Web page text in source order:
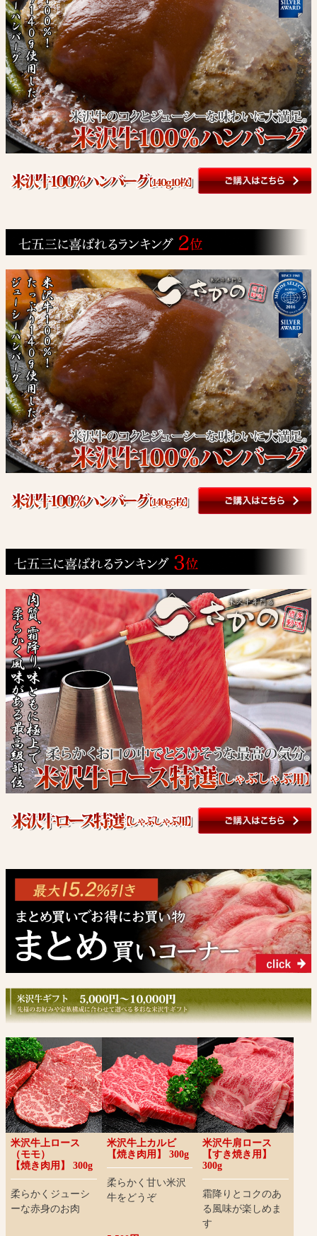
米沢牛上ロース
（モモ）
【焼き肉用】 300g
柔らかくジューシ
ーな赤身のお肉
米沢牛上カルビ
【焼き肉用】 300g
柔らかく甘い米沢
牛をどうぞ
米沢牛肩ロース
【すき焼き用】
300g
霜降りとコクのあ
る風味が楽しめま
す